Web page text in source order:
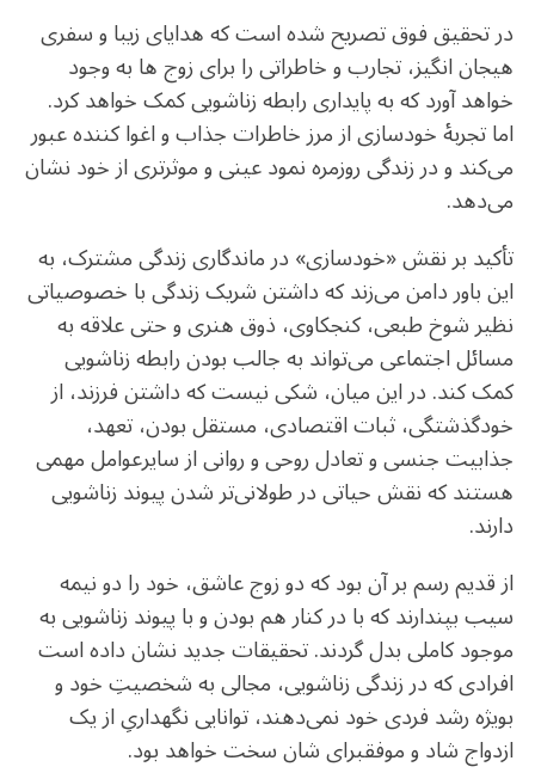
در تحقیق فوق تصریح شده است که هدایای زیبا و سفری
هیجان انگیز، تجارب و خاطراتی را برای زوج ها به وجود
خواهد آورد که به پایداری رابطه زناشویی کمک خواهد کرد.
اما تجربهٔ خودسازی از مرز خاطرات جذاب و اغوا کننده عبور
می‌کند و در زندگی روزمره نمود عینی و موثرتری از خود نشان
می‌دهد.
تأکید بر نقش «خودسازی» در ماندگاری زندگی مشترک، به
این باور دامن می‌زند که داشتن شریک زندگی با خصوصیاتی
نظیر شوخ طبعی، کنجکاوی، ذوق هنری و حتی علاقه به
مسائل اجتماعی می‌تواند به جالب بودن رابطه زناشویی
کمک کند. در این میان، شکی نیست که داشتن فرزند، از
خودگذشتگی، ثبات اقتصادی، مستقل بودن، تعهد،
جذابیت جنسی و تعادل روحی و روانی از سایرعوامل مهمی
هستند که نقش حیاتی در طولانی‌تر شدن پیوند زناشویی
دارند.
از قدیم رسم بر آن بود که دو زوج عاشق، خود را دو نیمه
سیب بپندارند که با در کنار هم بودن و با پیوند زناشویی به
موجود کاملی بدل گردند. تحقیقات جدید نشان داده است
افرادی که در زندگی زناشویی، مجالی به شخصیتِ خود و
بویژه رشد فردی خود نمی‌دهند، توانایی نگهداریِ از یک
ازدواج شاد و موفقبرای شان سخت خواهد بود.